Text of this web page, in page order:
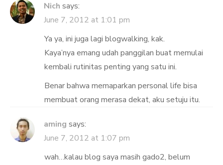
Nich says:
June 7, 2012 at 1:01 pm
Ya ya, ini juga lagi blogwalking, kak.
Kaya’nya emang udah panggilan buat memulai
kembali rutinitas penting yang satu ini.
Benar bahwa memaparkan personal life bisa
membuat orang merasa dekat, aku setuju itu.
aming says:
June 7, 2012 at 1:07 pm
wah…kalau blog saya masih gado2, belum